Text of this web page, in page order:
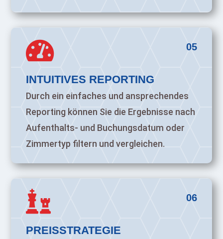
05

INTUITIVES REPORTING
Durch ein einfaches und ansprechendes
Reporting können Sie die Ergebnisse nach
Aufenthalts- und Buchungsdatum oder
Zimmertyp filtern und vergleichen.
06

PREISSTRATEGIE